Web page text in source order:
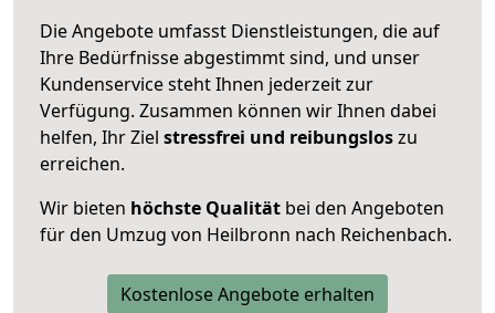
Die Angebote umfasst Dienstleistungen, die auf
Ihre Bedürfnisse abgestimmt sind, und unser
Kundenservice steht Ihnen jederzeit zur
Verfügung. Zusammen können wir Ihnen dabei
helfen, Ihr Ziel stressfrei und reibungsloszu
erreichen.
Wir bieten höchste Qualität bei den Angeboten
für den Umzug von Heilbronn nach Reichenbach.
Kostenlose Angebote erhalten